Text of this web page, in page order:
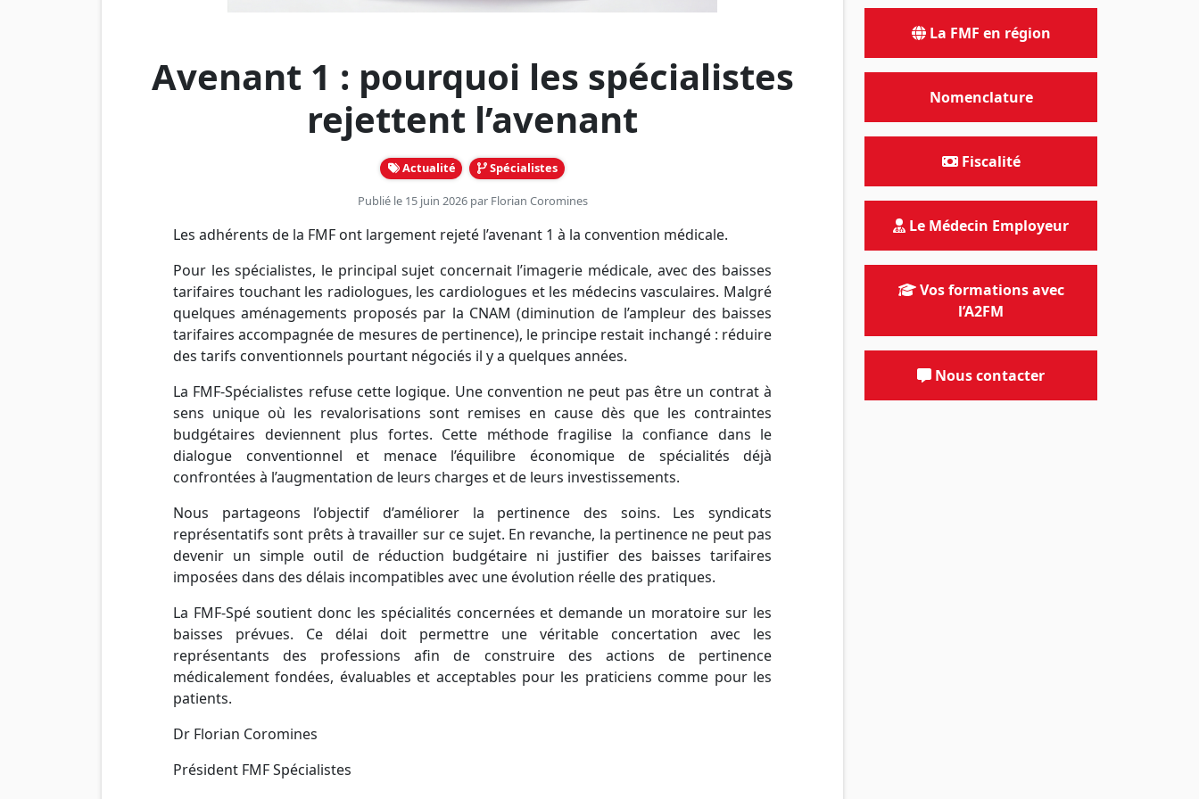
Avenant 1 : pourquoi les spécialistes
rejettent l’avenant
Actualité Spécialistes
Publié le 15 juin 2026 par Florian Coromines
Les adhérents de la FMF ont largement rejeté l’avenant 1 à la convention médicale.
Pour les spécialistes, le principal sujet concernait l’imagerie médicale, avec des baisses
tarifaires touchant les radiologues, les cardiologues et les médecins vasculaires. Malgré
quelques aménagements proposés par la CNAM (diminution de l’ampleur des baisses
tarifaires accompagnée de mesures de pertinence), le principe restait inchangé : réduire
des tarifs conventionnels pourtant négociés il y a quelques années.
La FMF-Spécialistes refuse cette logique. Une convention ne peut pas être un contrat à
sens unique où les revalorisations sont remises en cause dès que les contraintes
budgétaires deviennent plus fortes. Cette méthode fragilise la confiance dans le
dialogue conventionnel et menace l’équilibre économique de spécialités déjà
confrontées à l’augmentation de leurs charges et de leurs investissements.
Nous partageons l’objectif d’améliorer la pertinence des soins. Les syndicats
représentatifs sont prêts à travailler sur ce sujet. En revanche, la pertinence ne peut pas
devenir un simple outil de réduction budgétaire ni justifier des baisses tarifaires
imposées dans des délais incompatibles avec une évolution réelle des pratiques.
La FMF-Spé soutient donc les spécialités concernées et demande un moratoire sur les
baisses prévues. Ce délai doit permettre une véritable concertation avec les
représentants des professions afin de construire des actions de pertinence
médicalement fondées, évaluables et acceptables pour les praticiens comme pour les
patients.
Dr Florian Coromines
Président FMF Spécialistes
La FMF en région
Nomenclature
Fiscalité
Le Médecin Employeur
Vos formations avec
l’A2FM
Nous contacter